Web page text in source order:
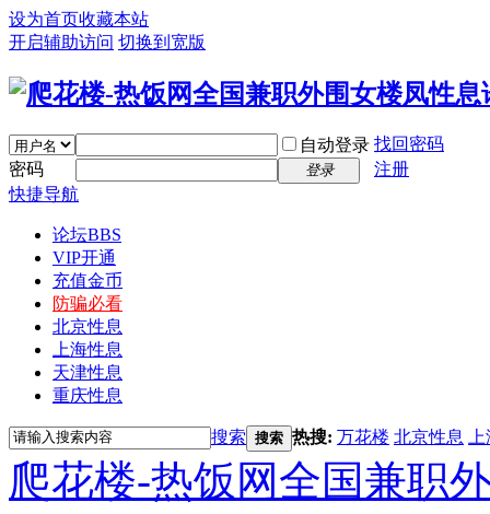
设为首页收藏本站
开启辅助访问 切换到宽版
自动登录 找回密码
密码
登录
注册
快捷导航
论坛BBS
VIP开通
充值金币
防骗必看
北京性息
上海性息
天津性息
重庆性息
搜索 搜索 热搜: 万花楼 北京性息
爬花楼-热饭网全国兼职